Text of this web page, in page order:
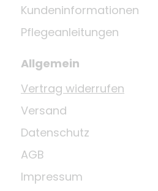
Kundeninformationen
Pflegeanleitungen
Allgemein
Vertrag widerrufen
Versand
Datenschutz
AGB
Impressum